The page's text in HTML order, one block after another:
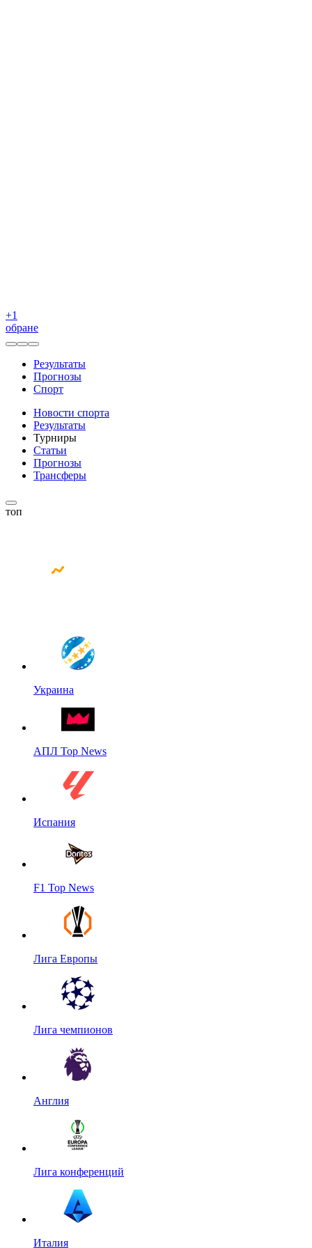
+1
обране
Результаты
Прогнозы
Спорт
Новости спорта
Результаты
Турниры
Статьи
Прогнозы
Трансферы
топ
Украина
АПЛ Top News
Испания
F1 Top News
Лига Европы
Лига чемпионов
Англия
Лига конференций
Италия